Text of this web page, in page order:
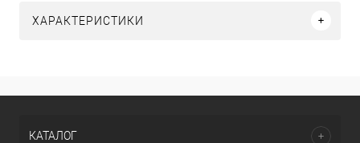
ХАРАКТЕРИСТИКИ
КАТАЛОГ